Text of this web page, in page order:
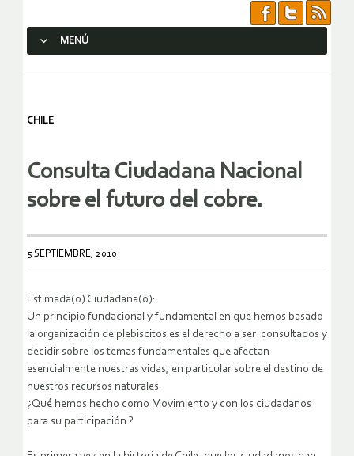
MENÚ
CHILE
Consulta Ciudadana Nacional
sobre el futuro del cobre.
5 SEPTIEMBRE, 2010
Estimada(o) Ciudadana(o):
Un principio fundacional y fundamental en que hemos basado
la organización de plebiscitos es el derecho a ser consultados y
decidir sobre los temas fundamentales que afectan
esencialmente nuestras vidas, en particular sobre el destino de
nuestros recursos naturales.
¿Qué hemos hecho como Movimiento y con los ciudadanos
para su participación ?